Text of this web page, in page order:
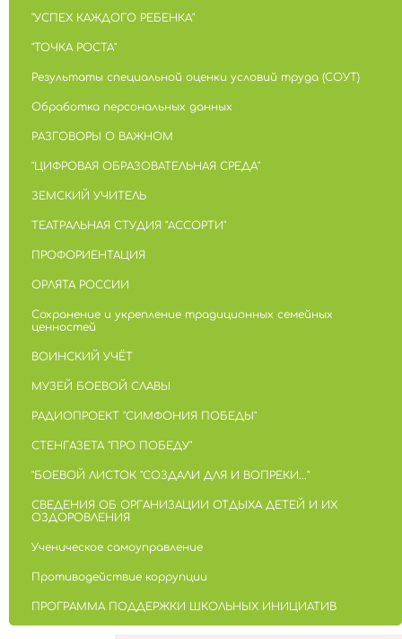
"УСПЕХ КАЖДОГО РЕБЕНКА"
"ТОЧКА РОСТА"
Результаты специальной оценки условий труда (СОУТ)
Обработка персональных данных
РАЗГОВОРЫ О ВАЖНОМ
"ЦИФРОВАЯ ОБРАЗОВАТЕЛЬНАЯ СРЕДА"
ЗЕМСКИЙ УЧИТЕЛЬ
ТЕАТРАЛЬНАЯ СТУДИЯ "АССОРТИ"
ПРОФОРИЕНТАЦИЯ
ОРЛЯТА РОССИИ
Сохранение и укрепление традиционных семейных
ценностей
ВОИНСКИЙ УЧЁТ
МУЗЕЙ БОЕВОЙ СЛАВЫ
РАДИОПРОЕКТ "СИМФОНИЯ ПОБЕДЫ"
СТЕНГАЗЕТА "ПРО ПОБЕДУ"
"БОЕВОЙ ЛИСТОК "СОЗДАЛИ ДЛЯ И ВОПРЕКИ..."
СВЕДЕНИЯ ОБ ОРГАНИЗАЦИИ ОТДЫХА ДЕТЕЙ И ИХ
ОЗДОРОВЛЕНИЯ
Ученическое самоуправление
Противодействие коррупции
ПРОГРАММА ПОДДЕРЖКИ ШКОЛЬНЫХ ИНИЦИАТИВ